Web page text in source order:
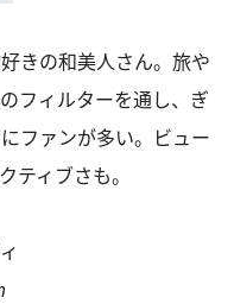
きの和美人さん。旅や
フィルターを通し、ぎ
ファンが多い。ビュー
ティブさも。